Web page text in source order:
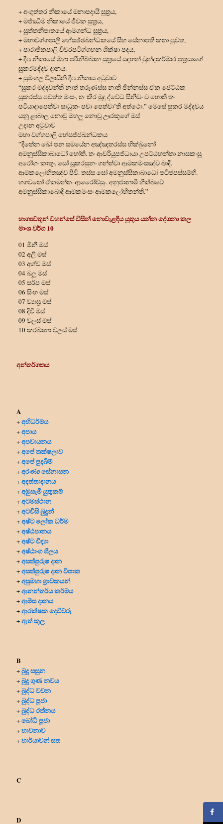
+ අංගුත්තර නිකායේ මනාපදායි සුත්‍රය,
+ මජ්ඣිම නිකායේ ජීවක සුත්‍රය,
+ සුත්තනිපාතයේ ආමගන්ධ සුත්‍රය,
+ මහාවග්ගපාලි භේසඡ්ඡඛන්ධකයේ සීහ සේනාපති කතා පුවත,
+ පාරාජිකපාලි චීවරපටිග්ගහන ශික්ෂා පදය,
+ දීඝ නිකායේ මහා පරිනිබ්බාන සුත්‍රයේ සඳහන් චුන්දකර්මාර පුත්‍රයාගේ
සුකරමද්දව දානය.
+ සුමංගල විලාසිනි දීඝ නිකාය අටුවාව
“සුකර මද්දවන්ති නාත් තරුණස්ස නාති ජින්නස්ස ඒක ජෙට්ඨක
සුකරස්ස පවත්ත මංසං, තං කිර මුදු ද්වේධ සිනිඬං ච හොති තං
පටියාදාපෙත්වා සාධුකං පචා පෙත්වා’ති අත්ථො.” මෙසේ සුකර මද්දවය
යනු ළාබාල නොවූ මහලු නොවූ ඌරකුගේ මස්
උදාන අටුවාව
මහා වග්ගපාලි භේසජ්ජඛන්ධකය
”දීතේන ඛෝ පන සමයේන අඤ්ඤතරස්‌ස භික්‌ඛුනෝ
අමනුස්‌සිකාබාධෝ හෝති. තං ආචරියුපජ්ධායා උපට්‌ඨහන්තා නාසකංසු
අරෝගං කාතුං. සෝ සූකරසුනං ගන්ත්වා ආමකමංසඤ්ච ඛාදී.
ආමකලෝහිතඤ්ච පිවි. තස්‌ස සෝ අමනුස්‌සිකාබාධෝ පටිප්පස්‌සම්භි.
භගවතෝ ඒකමන්තං ආරෝෙච්සුං. අනුජානාමි භික්‌ඛවේ
අමනුස්‌සිකාබාෙදි ආමකමංසං ආමකලෝහිතන්ති.”
භාග්‍යවතුන් වහන්සේ විසින් නොවැළඳිය යුතුය යන්න දේශනා කල
මාංශ වර්ග 10
01 මිනී මස්
02 අලි මස්
03 අශ්ව මස්
04 බලූ මස්
05 සර්ප මස්
06 සිංහ මස්
07 ව්‍යාඝ්‍ර මස්
08 දිවි මස්
09 වලස් මස්
10 කරබානා වලස් මස්
අන්තර්ගතය
A
+අභිධර්මය
+අපාය
+අපචායනය
+අපේ තක්ෂලාව
+අපේ පුදබිම්
+අරණ්‍ය සේනාසන
+අදත්තාදානය
+අඹුසැමි යුතුකම්
+අටමස්ථාන
+අටවිසි බුදුන්
+අෂ්ට ලෝක ධර්ම
+අෂ්ඨපානය
+අෂ්ට විද්‍යා
+අෂ්ඨාංග ශීලය
+අසත්පුරුෂ දාන
+අසත්පුරුෂ දාන විපාක
+අසුමහා ශ්‍රාවකයන්
+ආනන්තර්ය කර්මය
+ආමිස දානය
+ආරක්ෂක දෙවිවරු
+ඇත් කුල
B
+බුදු සසුන
+බුදු ගුණ නවය
+බුද්ධ වචන
+බුද්ධ පූජා
+බුද්ධ රත්නය
+බෝධි පූජා
+භාවනාව
+භාර්යාවන් සත
C
D